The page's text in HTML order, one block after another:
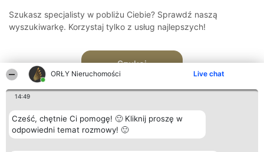
ORŁY Nieruchomości Live chat
14:49
Cześć, chętnie Ci pomogę! 🙂 Kliknij proszę w
odpowiedni temat rozmowy! 🙂
Szukasz specjalisty w pobliżu Ciebie? Sprawdź naszą
wyszukiwarkę. Korzystaj tylko z usług najlepszych!
Szukaj
Organizator plebiscytu Plebiscyt Kontakt